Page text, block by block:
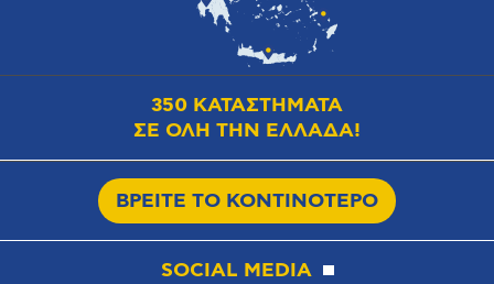
350 ΚΑΤΑΣΤΗΜΑΤΑ
ΣΕ ΟΛΗ ΤΗΝ ΕΛΛΑΔΑ!
ΒΡΕΙΤΕ ΤΟ ΚΟΝΤΙΝΟΤΕΡΟ
SOCIAL MEDIA